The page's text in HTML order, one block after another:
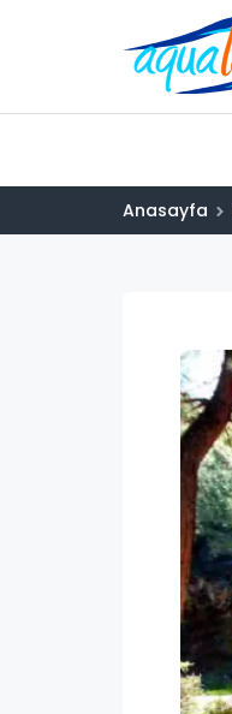
Anasayfa